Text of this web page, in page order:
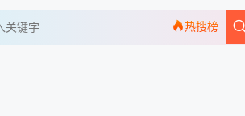
热搜榜